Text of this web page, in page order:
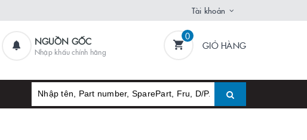
Tài khoản
NGUỒN GỐC
Nhập khẩu chính hãng
0
GIỎ HÀNG